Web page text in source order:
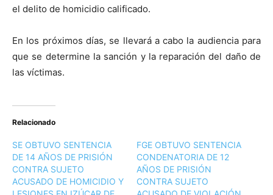
el delito de homicidio calificado.
En los próximos días, se llevará a cabo la audiencia para
que se determine la sanción y la reparación del daño de
las víctimas.
Relacionado
SE OBTUVO SENTENCIA
DE 14 AÑOS DE PRISIÓN
CONTRA SUJETO
ACUSADO DE HOMICIDIO Y
FGE OBTUVO SENTENCIA
CONDENATORIA DE 12
AÑOS DE PRISIÓN
CONTRA SUJETO